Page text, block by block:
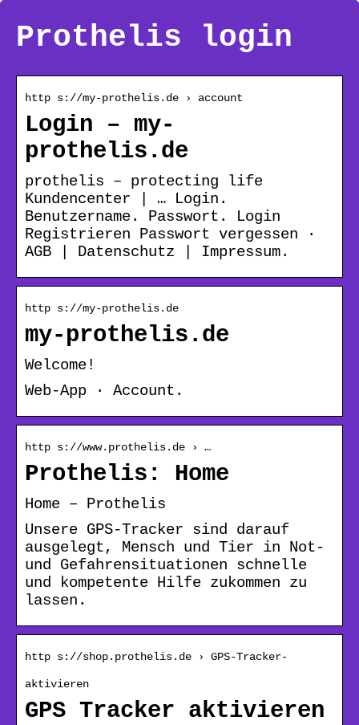
Prothelis login
http s://my-prothelis.de › account
Login – my-
prothelis.de
prothelis – protecting life
Kundencenter | … Login.
Benutzername. Passwort. Login
Registrieren Passwort vergessen ·
AGB | Datenschutz | Impressum.
http s://my-prothelis.de
my-prothelis.de
Welcome!
Web-App · Account.
http s://www.prothelis.de › …
Prothelis: Home
Home – Prothelis
Unsere GPS-Tracker sind darauf
ausgelegt, Mensch und Tier in Not-
und Gefahrensituationen schnelle
und kompetente Hilfe zukommen zu
lassen.
http s://shop.prothelis.de › GPS-Tracker-
aktivieren
GPS Tracker aktivieren